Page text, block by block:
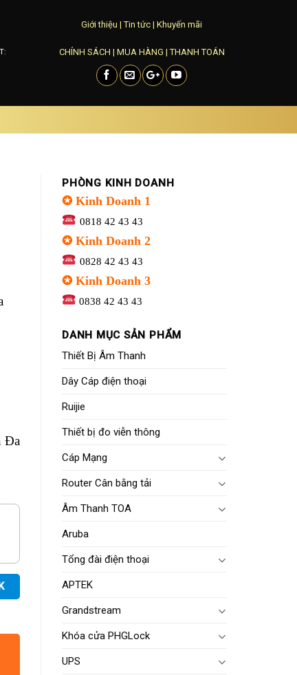
Giới thiệu |Tin tức | Khuyến mãi
CHÍNH SÁCH | MUA HÀNG |THANH TOÁN
PHÒNG KINH DOANH
✪ Kinh Doanh 1
0818 42 43 43
✪ Kinh Doanh 2
0828 42 43 43
✪ Kinh Doanh 3
0838 42 43 43
DANH MỤC SẢN PHẨM
Thiết Bị Âm Thanh
Dây Cáp điện thoại
Ruijie
Thiết bị đo viễn thông
Cáp Mạng
Router Cân bằng tải
Âm Thanh TOA
Aruba
Tổng đài điện thoại
APTEK
Grandstream
Khóa cửa PHGLock
UPS
Đa